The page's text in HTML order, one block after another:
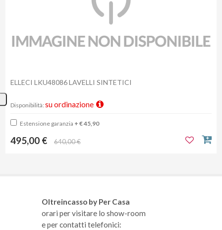
ELLECI LKU48086 LAVELLI SINTETICI
Disponibilità: su ordinazione
Estensione garanzia + € 45,90
495,00 € 640,00 €
Oltreincasso by Per Casa
orari per visitare lo show-room
e per contatti telefonici: